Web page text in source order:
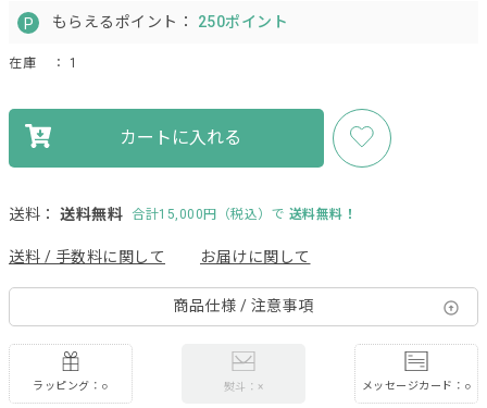
もらえるポイント： 250ポイント
在庫 ： 1
カートに入れる
送料： 送料無料 合計15,000円（税込）で 送料無料！
送料 / 手数料に関して お届けに関して
商品仕様 / 注意事項
ラッピング：○ 熨斗：× メッセージカード：○